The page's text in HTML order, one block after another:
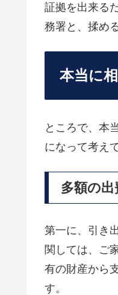
証拠を出来る
務署と、揉め
本当に
ところで、本
になって考え
多額の
第一に、引き
関しては、ご
有の財産から
す。